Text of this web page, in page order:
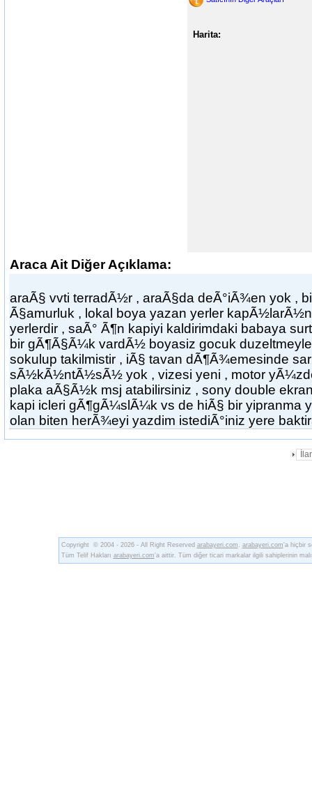
Harita:
Araca Ait Diğer Açıklama:
araÃ§ vvti terradÃ½r , araÃ§da deÃ°iÃ¾en yok ,
Ã§amurluk , lokal boya yazan yerler
yerlerdir , saÃ° Ã¶n kapiyi kaldirimdaki babaya
bir gÃ¶Ã§Ã¼k vardÃ½ boyasiz gocuk
sokulup takilmistir , iÃ§ tavan dÃ¶Ã¾emesinde
sÃ½kÃ½ntÃ½sÃ½ yok , vizesi yeni , motor
plaka aÃ§Ã½k msj atabilirsiniz , sony double
kapi icleri gÃ¶gÃ¼slÃ¼k vs de hiÃ§ bir yipranma
olan biten herÃ¾eyi yazdim istediÃ°iniz yere
Copyright © 2004 - 2026 - All Right Reserved arabayeri.com . arabayeri.com'a hiçbir
Tüm Telif Hakları arabayeri.com'a aittir. Tüm diğer ticari markalar ilgili sahiplerinin